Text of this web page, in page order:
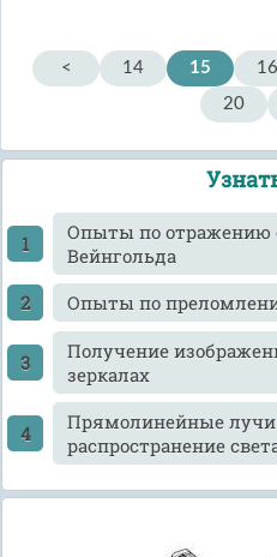
< 14 15 16
20
Опыты по отражению
Вейнгольда
Опыты по
Получение
зеркалах
Прямолинейные лучи
распространение